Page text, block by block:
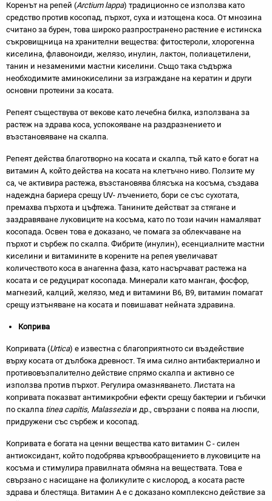
Коренът на репей (Arctium lappa) традиционно се използва като
средство против косопад, пърхот, суха и изтощена коса. От мнозина
считано за бурен, това широко разпространено растение е истинска
съкровищница на хранителни вещества: фитостероли, хлорогенна
киселина, флавоноиди, желязо, инулин, лактон, полиацетилени,
танин и незаменими мастни киселини. Също така съдържа
необходимите аминокиселини за изграждане на кератин и други
основни протеини за косата.
Репеят съществува от векове като лечебна билка, използвана за
растеж на здрава коса, успокояване на раздразнението и
възстановяване на скалпа.
Репеят действа благотворно на косата и скалпа, тъй като е богат на
витамин А, който действа на косата на клетъчно ниво. Ползите му
са, че активира растежа, възстановява блясъка на косъма, създава
надеждна бариера срещу UV- лъчението, бори се със сухотата,
премахва пърхота и цъфтежа. Танините действат за стягане и
заздравяване луковиците на косъма, като по този начин намаляват
косопада. Освен това е доказано, че помага за облекчаване на
пърхот и сърбеж по скалпа. Фибрите (инулин), есенциалните мастни
киселини и витамините в корените на репея увеличават
количеството коса в анагенна фаза, като насърчават растежа на
косата и се редуцират косопада. Минерали като манган, фосфор,
магнезий, калций, желязо, мед и витамини B6, В9, витамин помагат
срещу изтъняване на косата и повишават нейната здравина.
Коприва
Копривата (Urtica) е известна с благоприятното си въздействие
върху косата от дълбока древност. Тя има силно антибактериално и
противовъзпалително действие спрямо скалпа и активно се
използва против пърхот. Регулира омазняването. Листата на
копривата показват антимикробни ефекти срещу бактерии и гъбички
по скалпа tinea capitis, Malasseziaи др., свързани с поява на люспи,
придружени със сърбеж и косопад.
Копривата е богата на ценни вещества като витамин С - силен
антиоксидант, който подобрява кръвообращението в луковиците на
косъма и стимулира правилната обмяна на веществата. Това е
свързано с насищане на фоликулите с кислород, а косата расте
здрава и блестяща. Витамин А е с доказано комплексно действие за